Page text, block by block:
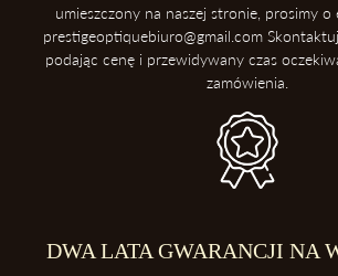
umieszczony na naszej stronie, prosimy o
prestigeoptiquebiuro@gmail.com
podając cenę i przewidywany czas
zamówienia.
DWA LATA GWARANCJI NA